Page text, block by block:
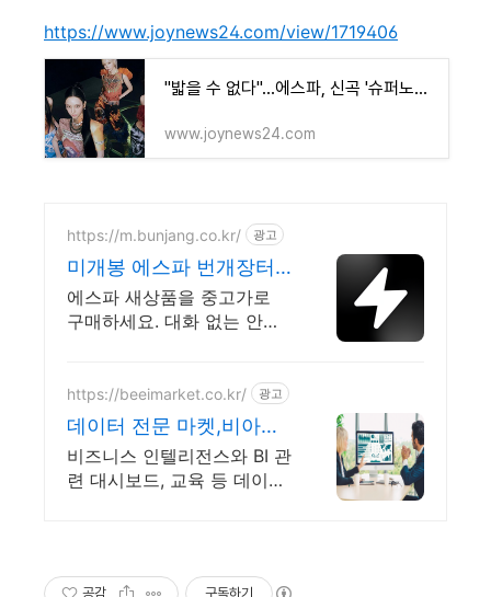
https://www.joynews24.com/view/1719406
"밟을 수 없다"…에스파, 신곡 '슈퍼노바'로 막강 존재감
www.joynews24.com
https://m.bunjang.co.kr/ 광고
미개봉 에스파 번개장터
국내 최대 브랜드 중고거
래
에스파 새상품을 중고가로
구매하세요. 대화 없는 안전
상품 매일 10만 개 이상의 신
규 상품 업로드
https://beeimarket.co.kr/ 광고
데이터 전문 마켓,비아이
마켓 경영정보시각화능력
비즈니스 인텔리전스와 BI 관
련 대시보드, 교육 등 데이터
공감 구독하기